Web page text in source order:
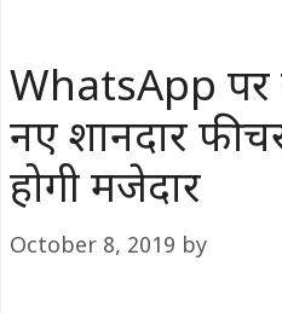
WhatsApp
नए शानदार
होगी मजेदार
October 8, 2019 by